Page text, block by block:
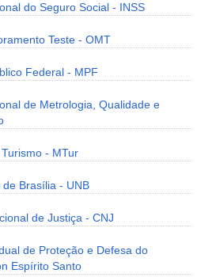
do Seguro Social - INSS
Teste - OMT
Federal - MPF
de Metrologia, Qualidade e
- MTur
Brasília - UNB
de Justiça - CNJ
de Proteção e Defesa do
Espírito Santo